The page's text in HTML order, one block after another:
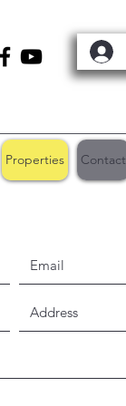
Properties Contact